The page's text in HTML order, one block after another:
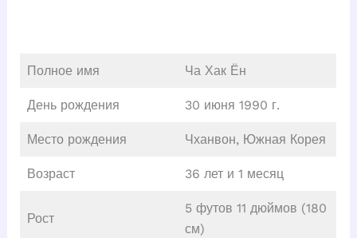
Полное имя Ча Хак Ён
День рождения 30 июня 1990 г.
Место рождения Чханвон, Южная Корея
Возраст 36 лет и 1 месяц
Рост
5 футов 11 дюймов (180
см)